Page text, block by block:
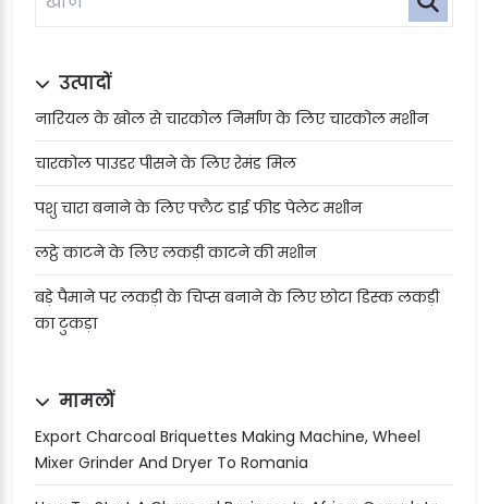
उत्पादों
नारियल के खोल से चारकोल निर्माण के लिए चारकोल मशीन
चारकोल पाउडर पीसने के लिए रेमंड मिल
पशु चारा बनाने के लिए फ्लैट डाई फीड पेलेट मशीन
लट्ठे काटने के लिए लकड़ी काटने की मशीन
बड़े पैमाने पर लकड़ी के चिप्स बनाने के लिए छोटा डिस्क लकड़ी
का टुकड़ा
मामलों
Export Charcoal Briquettes Making Machine, Wheel
Mixer Grinder And Dryer To Romania